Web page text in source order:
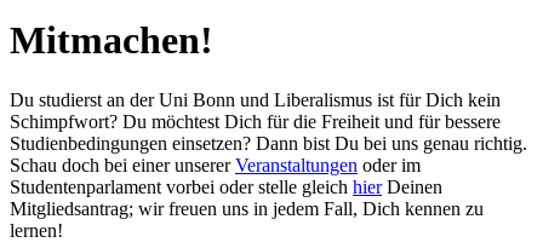
Mitmachen!
Du studierst an der Uni Bonn und Liberalismus ist für Dich kein
Schimpfwort? Du möchtest Dich für die Freiheit und für bessere
Studienbedingungen einsetzen? Dann bist Du bei uns genau richtig.
Schau doch bei einer unsererVeranstaltungen oder im
Studentenparlament vorbei oder stelle gleich hierDeinen
Mitgliedsantrag; wir freuen uns in jedem Fall, Dich kennen zu
lernen!